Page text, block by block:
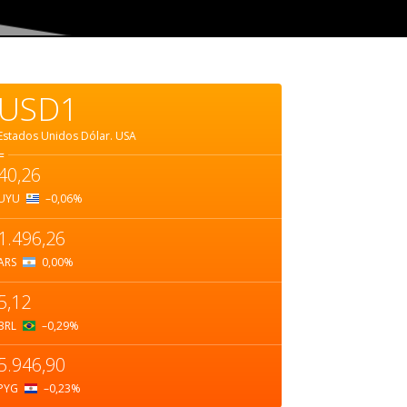
Unidos Dólar. USA
–0,06%
0,00%
–0,29%
–0,23%